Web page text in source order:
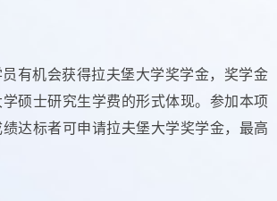
有机会获得拉夫堡大学奖学金，奖学金
硕士研究生学费的形式体现。参加本项
达标者可申请拉夫堡大学奖学金，最高